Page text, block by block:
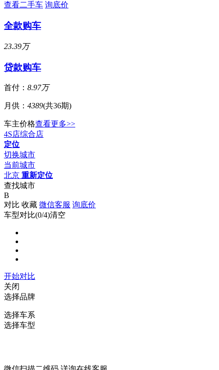
查看二手车 询底价
全款购车
23.39万
贷款购车
首付： 8.97万
月供： 4389(共36期)
车主价格查看更多>>
4S店综合店
定位
切换城市
当前城市
北京 重新定位
查找城市
B
对比 收藏 微信客服 询底价
车型对比(0/4)清空
开始对比
关闭
选择品牌
选择车系
选择车型